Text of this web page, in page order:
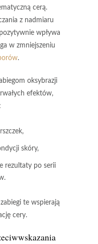
cerą.
z nadmiaru
wpływa
w zmniejszeniu
.
oksybrazji
efektów,
,
skóry,
rezultaty po serii
te wspierają
cery.